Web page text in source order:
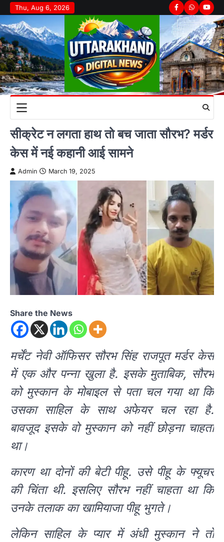
Skip
to
content
Thu, Aug 6, 2026 Facebook
Whatsapp
सीक्रेट न लगता हाथ तो बच जाता सौरभ? मर्डर
केस में नई कहानी आई सामने
Admin March 19, 2025
Share the News
मर्चेंट नेवी ऑफिसर सौरभ सिंह राजपूत मर्डर केस
में एक और पन्ना खुला है. इसके मुताबिक, सौरभ
को मुस्कान के मोबाइल से पता चल गया था कि
उसका साहिल के साथ अफेयर चल रहा है.
बावजूद इसके वो मुस्कान को नहीं छोड़ना चाहता
था।
कारण था दोनों की बेटी पीहू. उसे पीहू के फ्यूचर
की चिंता थी. इसलिए सौरभ नहीं चाहता था कि
उनके तलाक का खामियाजा पीहू भुगते।
लेकिन साहिल के प्यार में अंधी मुस्कान ने तो